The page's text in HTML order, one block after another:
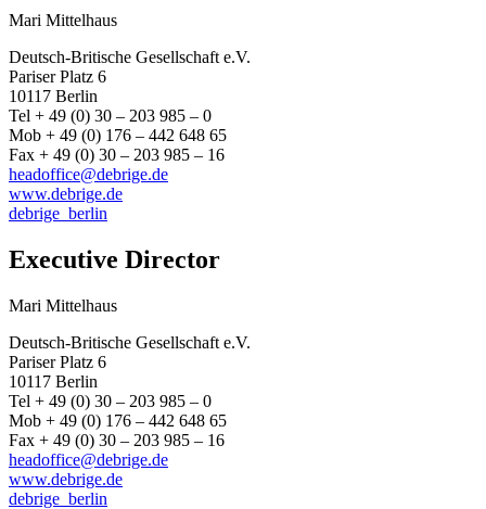
Mari Mittelhaus
Deutsch-Britische Gesellschaft e.V.
Pariser Platz 6
10117 Berlin
Tel + 49 (0) 30 – 203 985 – 0
Mob + 49 (0) 176 – 442 648 65
Fax + 49 (0) 30 – 203 985 – 16
headoffice@debrige.de
www.debrige.de
debrige_berlin
Executive Director
Mari Mittelhaus
Deutsch-Britische Gesellschaft e.V.
Pariser Platz 6
10117 Berlin
Tel + 49 (0) 30 – 203 985 – 0
Mob + 49 (0) 176 – 442 648 65
Fax + 49 (0) 30 – 203 985 – 16
headoffice@debrige.de
www.debrige.de
debrige_berlin